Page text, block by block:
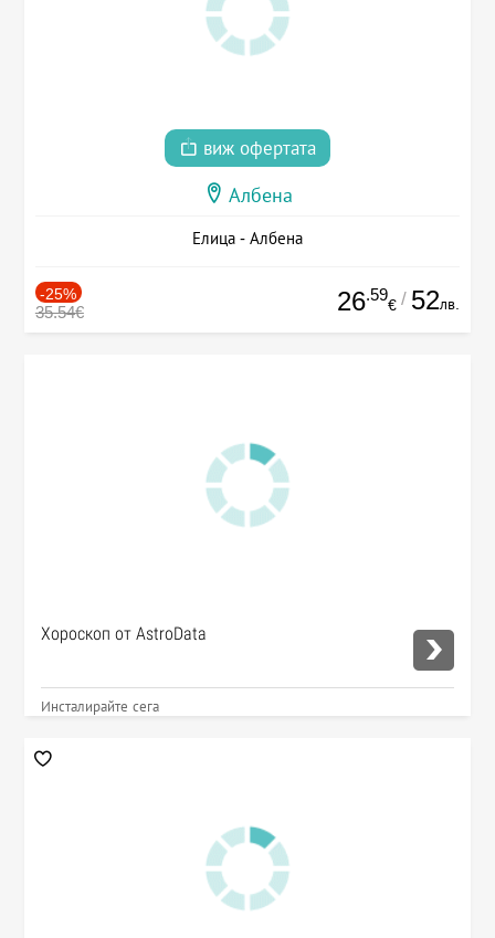
виж офертата
Албена
Елица - Албена
-25%
35.54€ 26.59
€ / 52лв.
Хороскоп от AstroData
Инсталирайте сега